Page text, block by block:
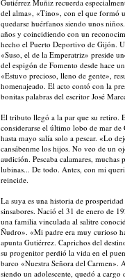
Gutiérrez Muñiz recuerda
del alma», «Tino», con el que formó
quedarse huérfanos siendo unos
años y coincidiendo con un
hecho el Puerto Deportivo de Gijón.
«Suso, el de la Emperatriz» preside
del espigón de Fomento desde hace
«Estuvo precioso, lleno de gente»,
homenajeado. El acto contó con la
bonitas palabras del escritor José
El tributo llegó a la par que su retiro.
considerarse el último lobo de mar de
hasta mayo salía solo a pescar. «Lo
cansábenme los hijos. No veo de un
audición. Pescaba calamares, muchas
lubinas... De todo. Antes, con mi
reincide.
La suya es una historia de
sinsabores. Nació el 31 de enero de
una familia vinculada al salitre
Ñudro». «Mi padre era muy curioso
apunta Gutiérrez. Caprichos del
su progenitor perdió la vida en el
barco «Nuestra Señora del Carmen».
siendo un adolescente, quedó a cargo